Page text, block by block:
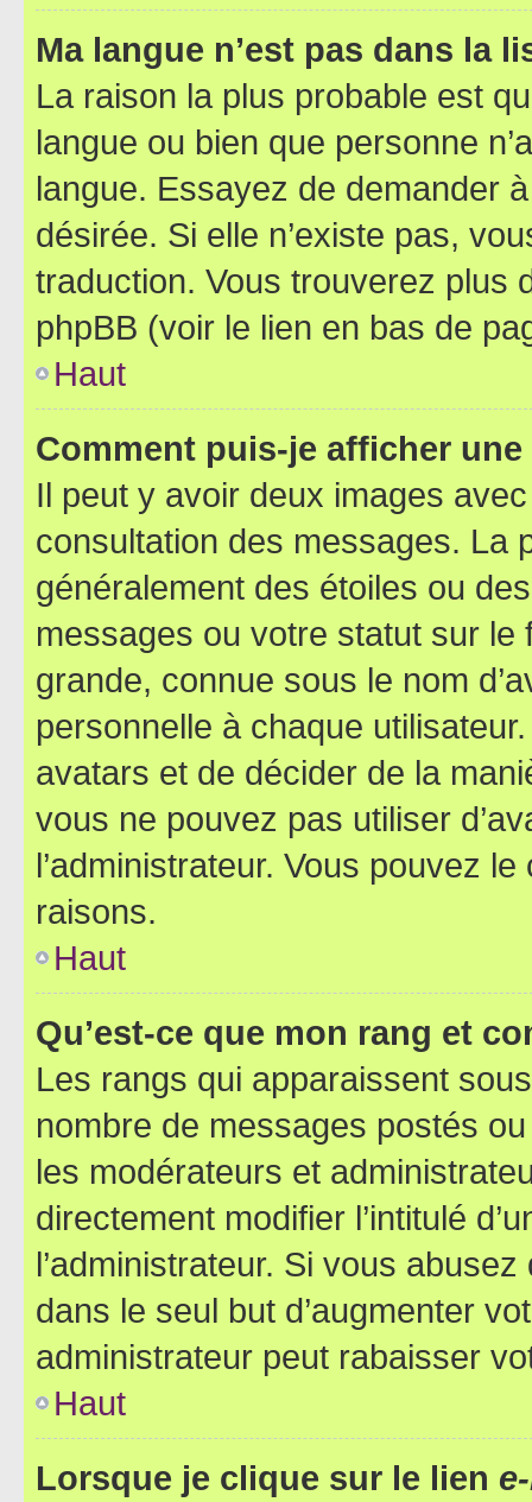
Ma langue n’est pas dans la
La raison la plus probable est
langue ou bien que personne
langue. Essayez de demander
désirée. Si elle n’existe pas,
traduction. Vous trouverez plus
phpBB (voir le lien en bas de
Haut
Comment puis-je afficher
Il peut y avoir deux images
consultation des messages. La
généralement des étoiles ou
messages ou votre statut sur
grande, connue sous le nom
personnelle à chaque utilisateur.
avatars et de décider de la
vous ne pouvez pas utiliser
l’administrateur. Vous pouvez
raisons.
Haut
Qu’est-ce que mon rang et
Les rangs qui apparaissent
nombre de messages postés
les modérateurs et
directement modifier l’intitulé
l’administrateur. Si vous
dans le seul but d’augmenter
administrateur peut rabaisser
Haut
Lorsque je clique sur le lien